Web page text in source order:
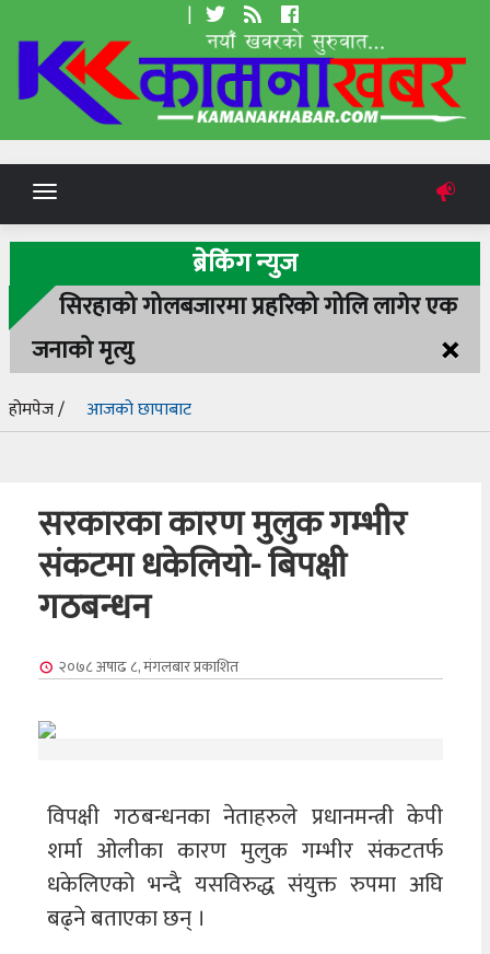
|
Toggle
navigation
ब्रेकिंग न्युज
सिरहाको गोलबजारमा प्रहरिको गोलि लागेर एक
जनाको मृत्यु
×
होमपेज / आजको छापाबाट
सरकारका कारण मुलुक गम्भीर
संकटमा धकेलियो- बिपक्षी
गठबन्धन
२०७८ अषाढ ८, मंगलबारप्रकाशित
विपक्षी गठबन्धनका नेताहरुले प्रधानमन्त्री केपी
शर्मा ओलीका कारण मुलुक गम्भीर संकटतर्फ
धकेलिएको भन्दै यसविरुद्ध संयुक्त रुपमा अघि
बढ्ने बताएका छन् ।